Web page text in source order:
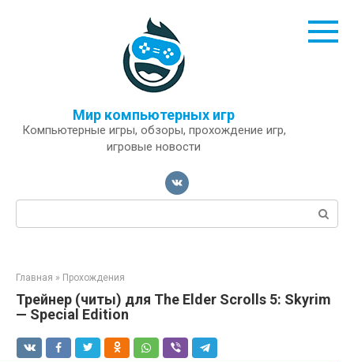
Мир компьютерных игр
Компьютерные игры, обзоры, прохождение игр,
игровые новости
Поиск:
Главная » Прохождения
Трейнер (читы) для The Elder Scrolls 5: Skyrim
— Special Edition